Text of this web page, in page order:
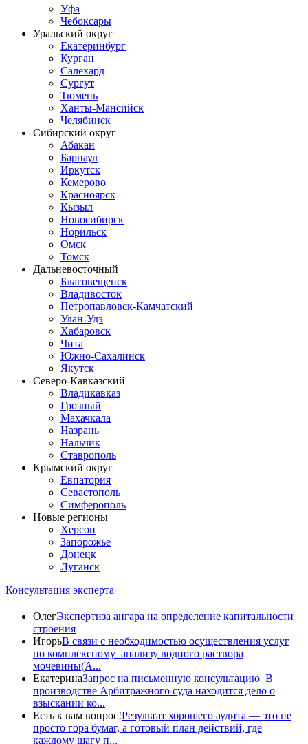
Уфа
Чебоксары
Уральский округ
Екатеринбург
Курган
Салехард
Сургут
Тюмень
Ханты-Мансийск
Челябинск
Сибирский округ
Абакан
Барнаул
Иркутск
Кемерово
Красноярск
Кызыл
Новосибирск
Норильск
Омск
Томск
Дальневосточный
Благовещенск
Владивосток
Петропавловск-Камчатский
Улан-Удэ
Хабаровск
Чита
Южно-Сахалинск
Якутск
Северо-Кавказский
Владикавказ
Грозный
Махачкала
Назрань
Нальчик
Ставрополь
Крымский округ
Евпатория
Севастополь
Симферополь
Новые регионы
Херсон
Запорожье
Донецк
Луганск
Консультация эксперта
ОлегЭкспертиза ангара на определение капитальности
строения
ИгорьВ связи с необходимостью осуществления услуг
по комплексному анализу водного раствора
мочевины(A...
ЕкатеринаЗапрос на письменную консультацию В
производстве Арбитражного суда находится дело о
взыскании ко...
Есть к вам вопрос!Результат хорошего аудита — это не
просто гора бумаг, а готовый план действий, где
каждому шагу п...